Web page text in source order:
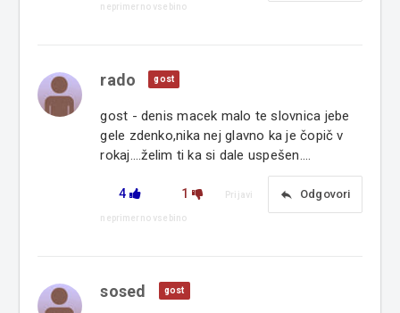
neprimerno vsebino
rado gost
gost - denis macek malo te slovnica jebe
gele zdenko,nika nej glavno ka je čopič v
rokaj....želim ti ka si dale uspešen....
4 1 reply Odgovori
Prijavi
neprimerno vsebino
sosed gost